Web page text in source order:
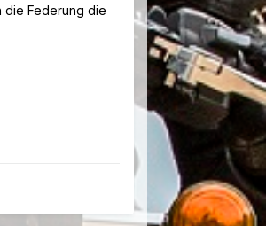
die Federung die